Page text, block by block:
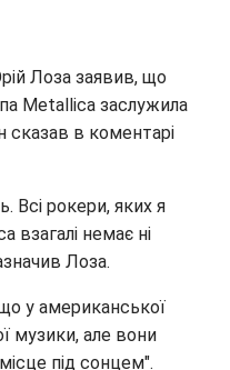
Лоза заявив, що
Metallica заслужила
сказав в коментарі
Всі рокери, яких я
немає ні
Лоза.
у американської
музики, але вони
під сонцем".